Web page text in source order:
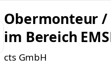
/ Bauleiter (m/w/d)
Obermonteur
im Bereich
cts GmbH